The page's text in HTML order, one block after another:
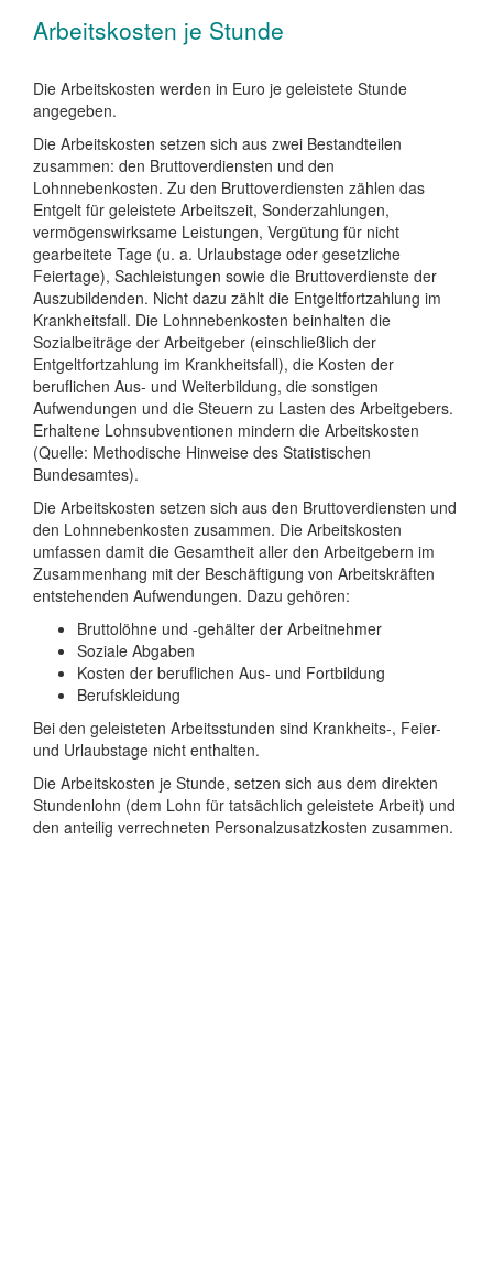
Arbeitskosten je Stunde
Die Arbeitskosten werden in Euro je geleistete Stunde
angegeben.
Die Arbeitskosten setzen sich aus zwei Bestandteilen
zusammen: den Bruttoverdiensten und den
Lohnnebenkosten. Zu den Bruttoverdiensten zählen das
Entgelt für geleistete Arbeitszeit, Sonderzahlungen,
vermögenswirksame Leistungen, Vergütung für nicht
gearbeitete Tage (u. a. Urlaubstage oder gesetzliche
Feiertage), Sachleistungen sowie die Bruttoverdienste der
Auszubildenden. Nicht dazu zählt die Entgeltfortzahlung im
Krankheitsfall. Die Lohnnebenkosten beinhalten die
Sozialbeiträge der Arbeitgeber (einschließlich der
Entgeltfortzahlung im Krankheitsfall), die Kosten der
beruflichen Aus- und Weiterbildung, die sonstigen
Aufwendungen und die Steuern zu Lasten des Arbeitgebers.
Erhaltene Lohnsubventionen mindern die Arbeitskosten
(Quelle: Methodische Hinweise des Statistischen
Bundesamtes).
Die Arbeitskosten setzen sich aus den Bruttoverdiensten und
den Lohnnebenkosten zusammen. Die Arbeitskosten
umfassen damit die Gesamtheit aller den Arbeitgebern im
Zusammenhang mit der Beschäftigung von Arbeitskräften
entstehenden Aufwendungen. Dazu gehören:
Bruttolöhne und -gehälter der Arbeitnehmer
Soziale Abgaben
Kosten der beruflichen Aus- und Fortbildung
Berufskleidung
Bei den geleisteten Arbeitsstunden sind Krankheits-, Feier-
und Urlaubstage nicht enthalten.
Die Arbeitskosten je Stunde, setzen sich aus dem direkten
Stundenlohn (dem Lohn für tatsächlich geleistete Arbeit) und
den anteilig verrechneten Personalzusatzkosten zusammen.